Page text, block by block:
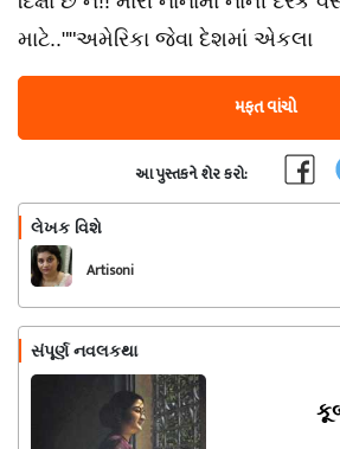
માટે..""અમેરિકા જેવા દેશમાં એકલા
મફત વાંચો
આ પુસ્તકને શેર કરો:
લેખક વિશે
Artisoni
સંપૂર્ણ નવલકથા